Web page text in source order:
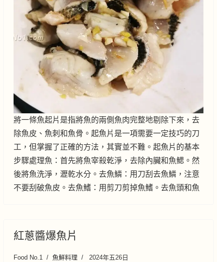
將一條魚起片是指將魚的兩側魚肉完整地剔除下來，去
除魚皮、魚刺和魚骨。起魚片是一項需要一定技巧的刀
工，但掌握了正確的方法，其實並不難。起魚片的基本
步驟處理魚：首先將魚宰殺乾淨，去除內臟和魚鰓。然
後將魚洗淨，瀝乾水分。去魚鱗：用刀刮去魚鱗，注意
不要刮破魚皮。去魚鰭：用剪刀剪掉魚鰭。去魚頭和魚
紅蔥醬爆魚片
Food No.1 魚鮮料理 2024年五26日